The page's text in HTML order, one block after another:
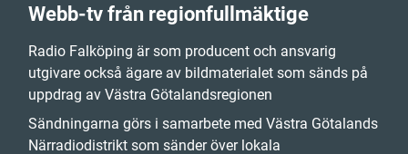
Webb-tv från regionfullmäktige
Radio Falköping är som producent och ansvarig
utgivare också ägare av bildmaterialet som sänds på
uppdrag av Västra Götalandsregionen
Sändningarna görs i samarbete med Västra Götalands
Närradiodistrikt som sänder över lokala